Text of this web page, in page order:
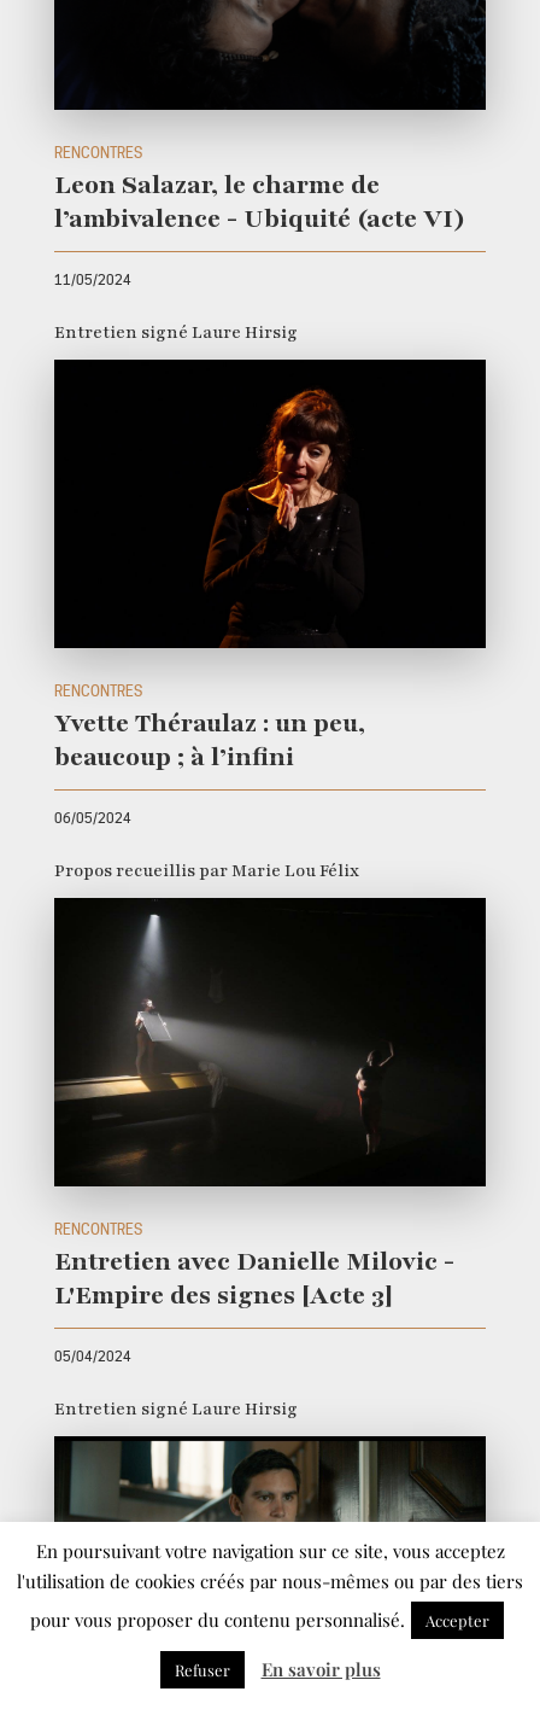
RENCONTRES
Leon Salazar, le charme de
l’ambivalence - Ubiquité (acte VI)
11/05/2024
Entretien signé Laure Hirsig
RENCONTRES
Yvette Théraulaz : un peu,
beaucoup ; à l’infini
06/05/2024
Propos recueillis par Marie Lou Félix
RENCONTRES
Entretien avec Danielle Milovic -
L'Empire des signes [Acte 3]
05/04/2024
Entretien signé Laure Hirsig
En poursuivant votre navigation sur ce site, vous acceptez
l'utilisation de cookies créés par nous-mêmes ou par des tiers
pour vous proposer du contenu personnalisé.
Accepter
Refuser En savoir plus